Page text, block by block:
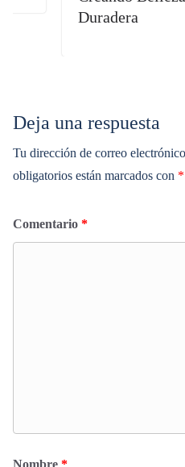
Duradera
Deja una respuesta
Tu dirección de correo
obligatorios están marcados con *
Comentario *
Nombre *